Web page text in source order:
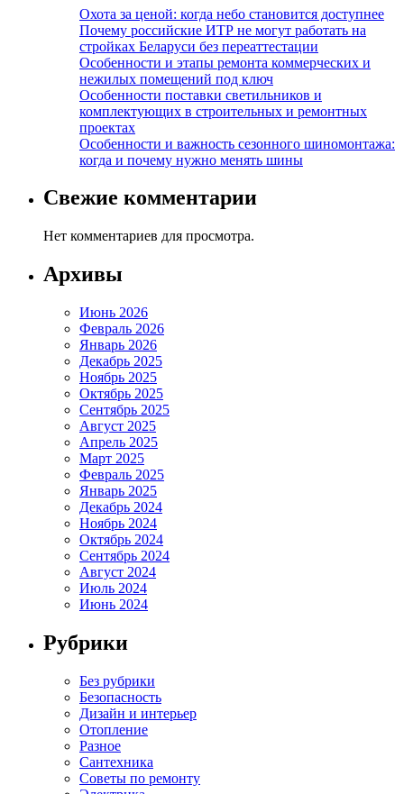
Охота за ценой: когда небо становится доступнее
Почему российские ИТР не могут работать на
стройках Беларуси без переаттестации
Особенности и этапы ремонта коммерческих и
нежилых помещений под ключ
Особенности поставки светильников и
комплектующих в строительных и ремонтных
проектах
Особенности и важность сезонного шиномонтажа:
когда и почему нужно менять шины
Свежие комментарии
Нет комментариев для просмотра.
Архивы
Июнь 2026
Февраль 2026
Январь 2026
Декабрь 2025
Ноябрь 2025
Октябрь 2025
Сентябрь 2025
Август 2025
Апрель 2025
Март 2025
Февраль 2025
Январь 2025
Декабрь 2024
Ноябрь 2024
Октябрь 2024
Сентябрь 2024
Август 2024
Июль 2024
Июнь 2024
Рубрики
Без рубрики
Безопасность
Дизайн и интерьер
Отопление
Разное
Сантехника
Советы по ремонту